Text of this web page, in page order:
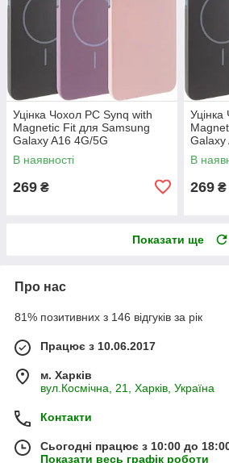
Уцінка Чохол PC Synq with
Magnetic Fit для Samsung
Galaxy A16 4G/5G
В наявності
269 ₴
Galaxy
В
269 ₴
Показати ще
Про нас
81% позитивних з 146 відгуків за рік
Працює з 10.06.2017
м. Харків
вул.Космічна, 21, Харків, Україна
Контакти
Сьогодні працює з 10:00 до
Показати весь графік роботи